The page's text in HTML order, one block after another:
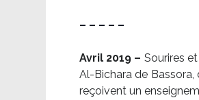
– – – – –
Avril 2019 – Sourires
Al-Bichara de Bassora,
reçoivent un